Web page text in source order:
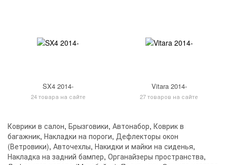
SX4 2014-
24 товара на сайте
Vitara 2014-
27 товаров на сайте
Коврики в салон, Брызговики, Автонабор, Коврик в
багажник, Накладки на пороги, Дефлекторы окон
(Ветровики), Авточехлы, Накидки и майки на сиденья,
Накладка на задний бампер, Органайзеры пространства,